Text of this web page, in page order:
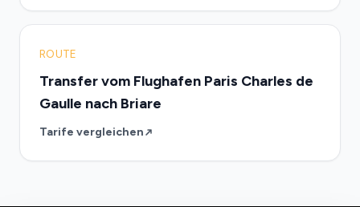
ROUTE
Transfer vom Flughafen Paris Charles de
Gaulle nach Briare
Tarife vergleichen